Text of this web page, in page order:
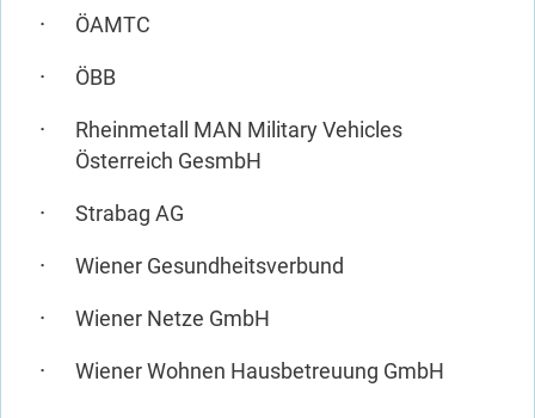
ÖAMTC
ÖBB
Rheinmetall MAN Military Vehicles
Österreich GesmbH
Strabag AG
Wiener Gesundheitsverbund
Wiener Netze GmbH
Wiener Wohnen Hausbetreuung GmbH